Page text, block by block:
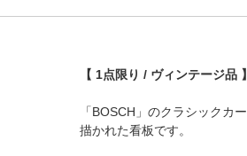
【 1点限り / ヴィンテージ品 】
「BOSCH」のクラシックカ
描かれた看板です。